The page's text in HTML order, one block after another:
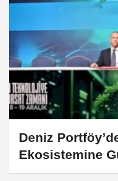
Deniz
Ekosistemine